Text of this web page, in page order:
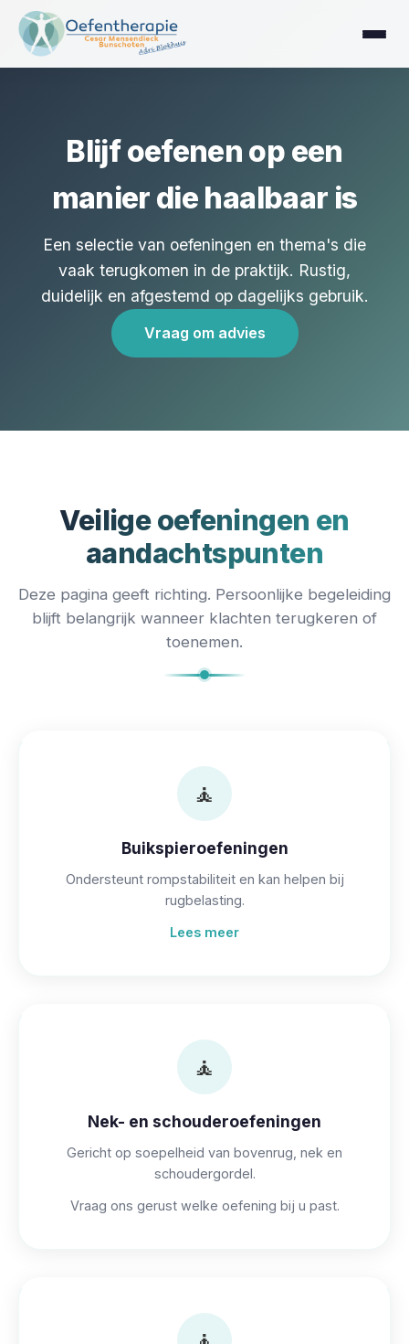
Blijf oefenen op een
manier die haalbaar is
Een selectie van oefeningen en thema's die
vaak terugkomen in de praktijk. Rustig,
duidelijk en afgestemd op dagelijks gebruik.
Vraag om advies
Veilige oefeningen en
aandachtspunten
Deze pagina geeft richting. Persoonlijke begeleiding
blijft belangrijk wanneer klachten terugkeren of
toenemen.
🧘
Buikspieroefeningen
Ondersteunt rompstabiliteit en kan helpen bij
rugbelasting.
Lees meer
🧘
Nek- en schouderoefeningen
Gericht op soepelheid van bovenrug, nek en
schoudergordel.
Vraag ons gerust welke oefening bij u past.